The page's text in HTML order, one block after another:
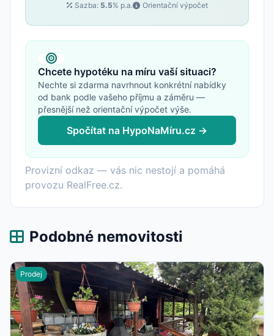
Sazba: 5.5% p.a. Orientační výpočet
Chcete hypotéku na míru vaší situaci?
Nechte si zdarma navrhnout konkrétní nabídky
od bank podle vašeho příjmu a záměru —
přesnější než orientační výpočet výše.
Spočítat na HypoNaMíru.cz →
Provizní odkaz — vás nic nestojí a pomáhá
provozu RealFree.cz.
Podobné nemovitosti
Prodej